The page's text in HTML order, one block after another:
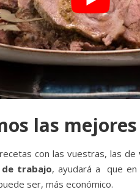
las
con las vuestras, las de
de trabajo, ayudará a que en
ser, más económico.